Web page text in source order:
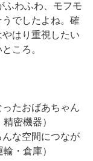
ふわふわ、モフモ
でしたよね。確
はり重視したい
ころ。
たおばあちゃん
密機器）
んな空間につなが
・倉庫）